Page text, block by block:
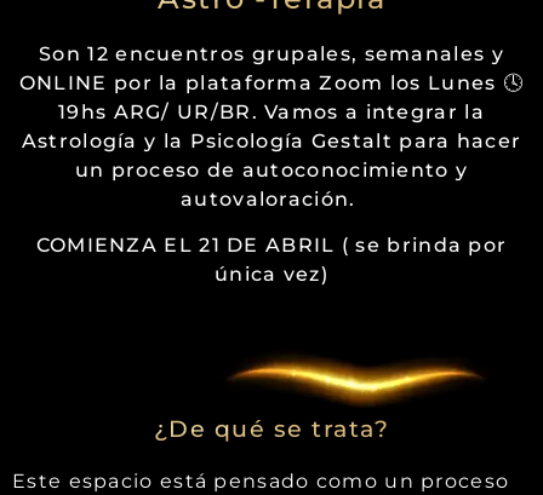
Son 12 encuentros grupales, semanales y
ONLINE por la plataforma Zoom los Lunes 🕓
19hs ARG/ UR/BR. Vamos a integrar la
Astrología y la Psicología Gestalt para hacer
un proceso de autoconocimiento y
autovaloración.
COMIENZA EL 21 DE ABRIL ( se brinda por
única vez)
¿De qué se trata?
Este espacio está pensado como un proceso